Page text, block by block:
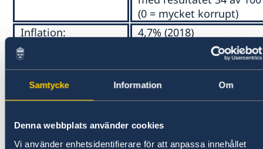
Samtycke Information Om
Denna webbplats använder cookies
Vi använder enhetsidentifierare för att anpassa innehållet
(0 = mycket korrupt)
Inflation:
4,7% (2018)
Utlansskuld:
8,7% av BNP (2017)
Svenskt bistånd:
2,2 miljoner SEK (2017)
Största
handelspartners:
Viktigaste
exportnäringar:
Socker, läskkoncentrat,